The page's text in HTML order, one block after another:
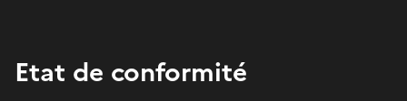
Etat de conformité